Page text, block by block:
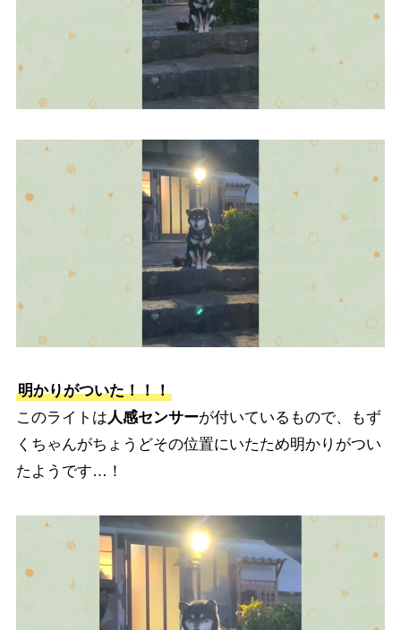
明かりがついた！！！
このライトは人感センサーが付いているもので、もず
くちゃんがちょうどその位置にいたため明かりがつい
たようです…！